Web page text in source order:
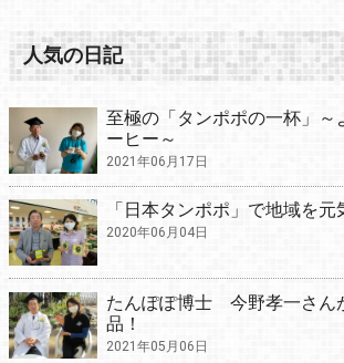
人気の日記
至極の「タンポポの一杯」～
ーヒー～
2021年06月17日
「日本タンポポ」で地域を元
2020年06月04日
たんぽぽ博士 今野孝一さん
品！
2021年05月06日